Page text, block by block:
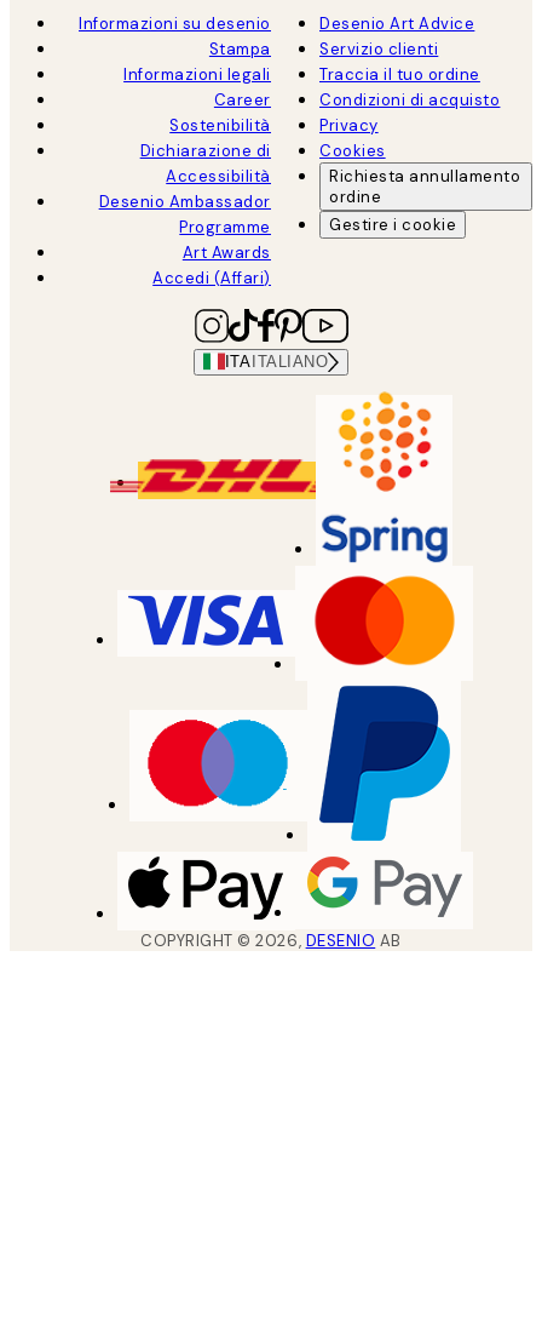
Informazioni su desenio
Stampa
Informazioni legali
Career
Sostenibilità
Dichiarazione di
Accessibilità
Desenio Ambassador
Programme
Art Awards
Accedi (Affari)
Desenio Art Advice
Servizio clienti
Traccia il tuo ordine
Condizioni di acquisto
Privacy
Cookies
Richiesta annullamento
ordine
Gestire i cookie
ITA ITALIANO
COPYRIGHT ©2026, DESENIO AB